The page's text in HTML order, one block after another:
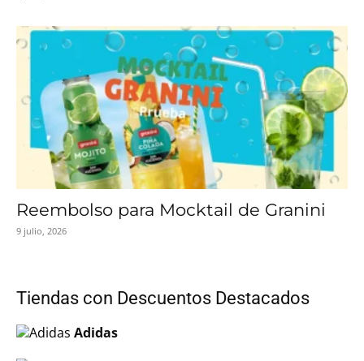
Reembolso para Mocktail de Granini
9 julio, 2026
Tiendas con Descuentos Destacados
Adidas